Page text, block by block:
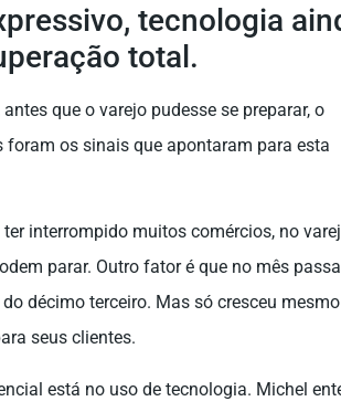
tecnologia
total.
que o varejo pudesse se preparar, o
os sinais que apontaram para esta
interrompido muitos comércios, no
parar. Outro fator é que no mês
décimo terceiro. Mas só cresceu
seus clientes.
está no uso de tecnologia. Michel